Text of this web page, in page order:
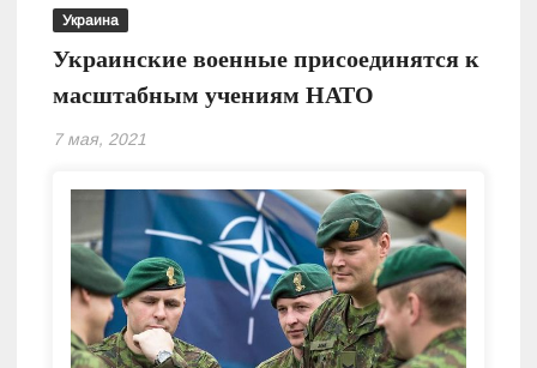
Украина
Украинские военные присоединятся к
масштабным учениям НАТО
7 мая, 2021